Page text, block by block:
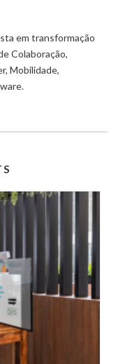
em transformação
Colaboração,
Mobilidade,